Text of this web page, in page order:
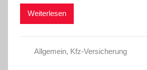
Weiterlesen
Allgemein, Kfz-Versicherung